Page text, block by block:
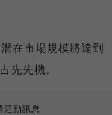
在市場規模將達到
先先機。
動訊息